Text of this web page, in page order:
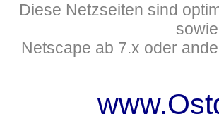
Diese Netzseiten sind
Netscape ab 7.x oder